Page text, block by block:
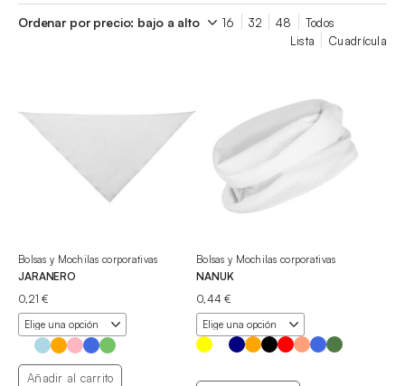
16 32 48
Todos
Lista
Cuadrícula
Bolsas y Mochilas corporativas
JARANERO
0,21€
Añadir al carrito
Bolsas y Mochilas corporativas
NANUK
0,44€